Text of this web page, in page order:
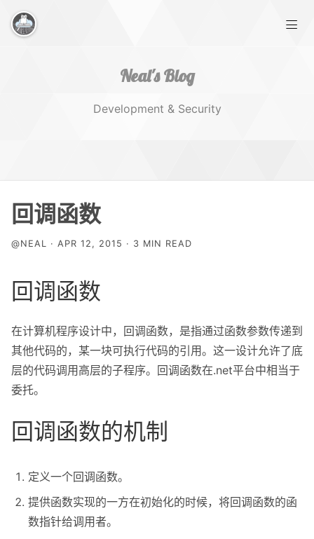
Neal's Blog
Development & Security
Works
Privacy
回调函数
@NEAL · APR 12, 2015 · 3 MIN READ
回调函数
在计算机程序设计中，回调函数，是指通过函数参数传递到
其他代码的，某一块可执行代码的引用。这一设计允许了底
层的代码调用高层的子程序。回调函数在.net平台中相当于
委托。
回调函数的机制
定义一个回调函数。
提供函数实现的一方在初始化的时候，将回调函数的函
数指针给调用者。